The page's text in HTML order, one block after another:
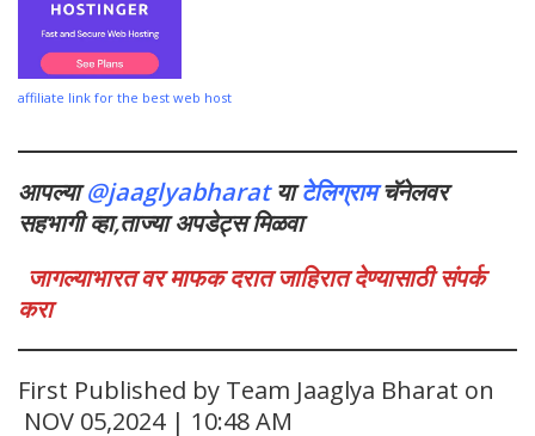
affiliate link for the best web host
आपल्या@jaaglyabharatयाटेलिग्रामचॅनेलवर
सहभागी व्हा,ताज्या अपडेट्स मिळवा
जागल्याभारत वर माफक दरात जाहिरात देण्यासाठी संपर्क
करा
First Published by Team Jaaglya Bharat on
NOV 05,2024 | 10:48 AM